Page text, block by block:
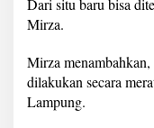
Dari situ baru bisa
Mirza.
Mirza
dilakukan secara
Lampung.